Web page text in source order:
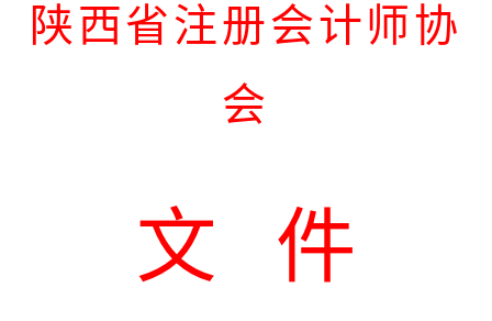
陕西省注册会计师协
会
文 件